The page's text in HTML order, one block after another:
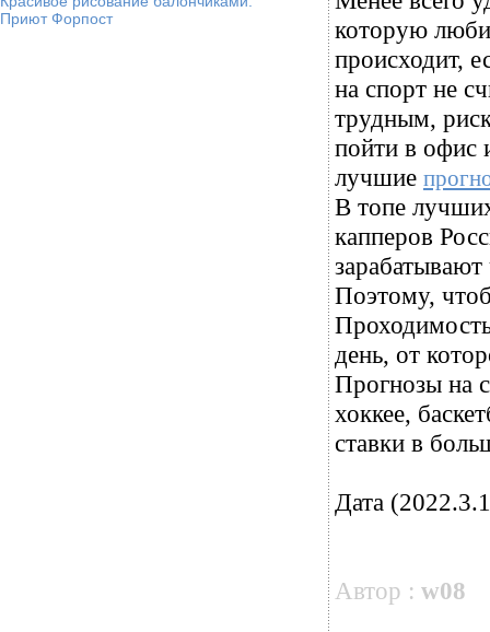
Приют Форпост
которую
происходит,
на спорт не
трудным,
пойти в офис
лучшие
В топе
капперов
Поэтому,
день, от
Прогнозы на
хоккее,
ставки в
Дата
Автор : w08